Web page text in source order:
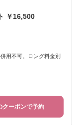
￥16,500
用不可。ロング料金別
クーポンで予約